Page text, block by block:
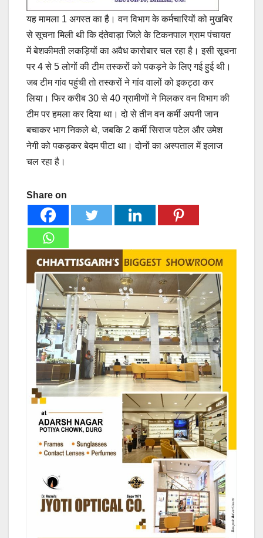
यह मामला 1 अगस्त का है। वन विभाग के कर्मचारियों को मुखबिर
से सूचना मिली थी कि दंतेवाड़ा जिले के टिकनपाल ग्राम पंचायत
में बेशकीमती लकड़ियों का अवैध कारोबार चल रहा है। इसी सूचना
पर 4 से 5 लोगों की टीम तस्करों को पकड़ने के लिए गई हुई थी।
जब टीम गांव पहुंची तो तस्करों ने गांव वालों को इकट्ठा कर
लिया। फिर करीब 30 से 40 ग्रामीणों ने मिलकर वन विभाग की
टीम पर हमला कर दिया था। दो से तीन वन कर्मी अपनी जान
बचाकर भाग निकले थे, जबकि 2 कर्मी सिराज पटेल और उमेश
नेगी को पकड़कर बेदम पीटा था। दोनों का अस्पताल में इलाज
चल रहा है।
Share on